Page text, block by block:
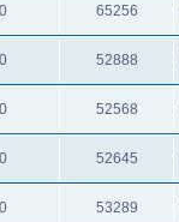
0 65256
0 52888
0 52568
0 52645
0 53289